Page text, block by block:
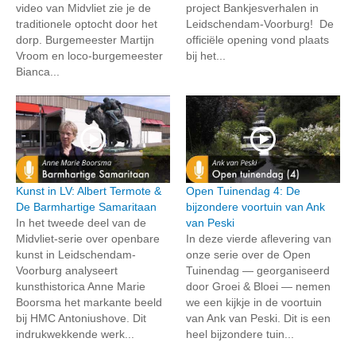
video van Midvliet zie je de
traditionele optocht door het
dorp. Burgemeester Martijn
Vroom en loco-burgemeester
Bianca...
project Bankjesverhalen in
Leidschendam-Voorburg! De
officiële opening vond plaats
bij het...
Kunst in LV: Albert Termote &
De Barmhartige Samaritaan
In het tweede deel van de
Midvliet-serie over openbare
kunst in Leidschendam-
Voorburg analyseert
kunsthistorica Anne Marie
Boorsma het markante beeld
bij HMC Antoniushove. Dit
indrukwekkende werk...
Open Tuinendag 4: De
bijzondere voortuin van Ank
van Peski
In deze vierde aflevering van
onze serie over de Open
Tuinendag — georganiseerd
door Groei & Bloei — nemen
we een kijkje in de voortuin
van Ank van Peski. Dit is een
heel bijzondere tuin...